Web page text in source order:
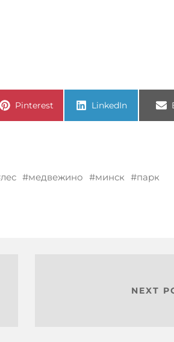
Pinterest LinkedIn
лес медвежино минск
парк
NEXT